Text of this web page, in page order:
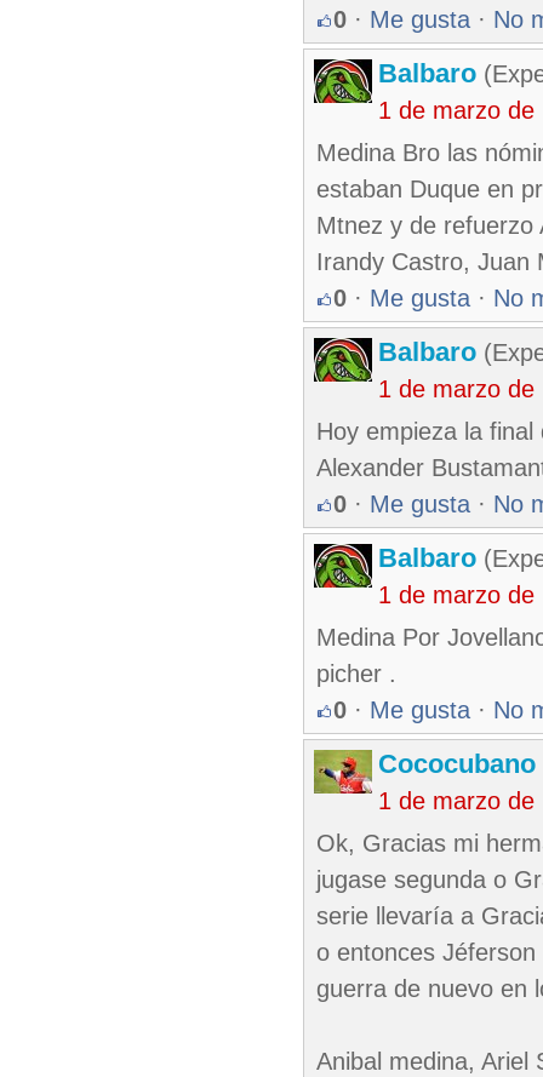
0 · Me gusta · No
Balbaro
1 de marzo de
Medina Bro las
estaban Duque en
Mtnez y de refuerzo
Irandy Castro, Juan
0 · Me gusta · No
Balbaro
1 de marzo de
Hoy empieza la
Alexander
0 · Me gusta · No
Balbaro
1 de marzo de
Medina Por
picher .
0 · Me gusta · No
Cococubano
1 de marzo de
Ok, Gracias mi
jugase segunda o
serie llevaría a
o entonces
guerra de nuevo en
Anibal medina, Ariel